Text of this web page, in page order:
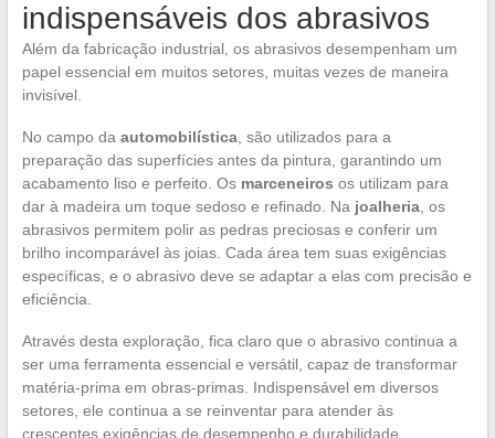
indispensáveis dos abrasivos
Além da fabricação industrial, os abrasivos desempenham um
papel essencial em muitos setores, muitas vezes de maneira
invisível.
No campo da automobilística, são utilizados para a
preparação das superfícies antes da pintura, garantindo um
acabamento liso e perfeito. Os marceneiros os utilizam para
dar à madeira um toque sedoso e refinado. Na joalheria, os
abrasivos permitem polir as pedras preciosas e conferir um
brilho incomparável às joias. Cada área tem suas exigências
específicas, e o abrasivo deve se adaptar a elas com precisão e
eficiência.
Através desta exploração, fica claro que o abrasivo continua a
ser uma ferramenta essencial e versátil, capaz de transformar
matéria-prima em obras-primas. Indispensável em diversos
setores, ele continua a se reinventar para atender às
crescentes exigências de desempenho e durabilidade.